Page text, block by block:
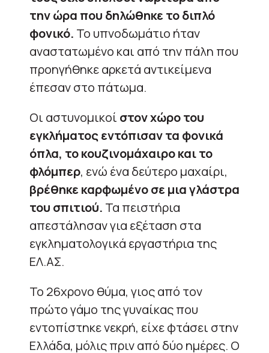
την ώρα που δηλώθηκε το διπλό
φονικό. Το υπνοδωμάτιο ήταν
αναστατωμένο και από την πάλη που
προηγήθηκε αρκετά αντικείμενα
έπεσαν στο πάτωμα.
Οι αστυνομικοί στον χώρο του
εγκλήματος εντόπισαν τα φονικά
όπλα, το κουζινομάχαιρο και το
φλόμπερ, ενώ ένα δεύτερο μαχαίρι,
βρέθηκε καρφωμένο σε μια γλάστρα
του σπιτιού. Τα πειστήρια
απεστάλησαν για εξέταση στα
εγκληματολογικά εργαστήρια της
ΕΛ.ΑΣ.
Το 26χρονο θύμα, γιος από τον
πρώτο γάμο της γυναίκας που
εντοπίστηκε νεκρή, είχε φτάσει στην
Ελλάδα, μόλις πριν από δύο ημέρες. Ο